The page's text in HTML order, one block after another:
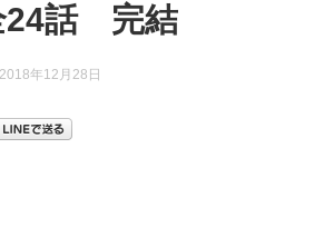
24話 完結
2018年12月28日